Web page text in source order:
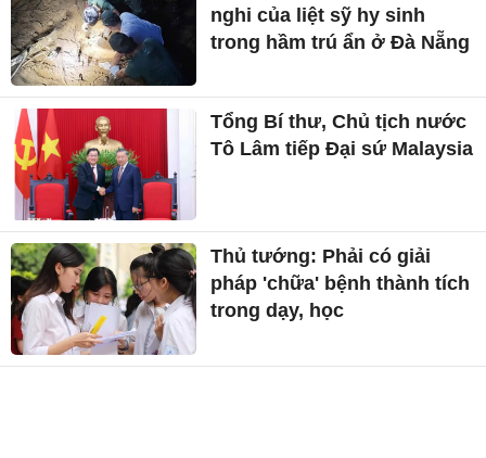
nghi của liệt sỹ hy sinh
trong hầm trú ẩn ở Đà Nẵng
Tổng Bí thư, Chủ tịch nước
Tô Lâm tiếp Đại sứ Malaysia
Thủ tướng: Phải có giải
pháp 'chữa' bệnh thành tích
trong dạy, học